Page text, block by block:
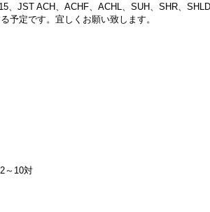
、JST ACH、ACHF、ACHL、SUH、SHR、
予定です。宜しくお願い致します。
10対